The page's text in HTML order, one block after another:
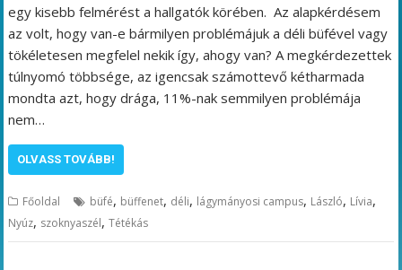
egy kisebb felmérést a hallgatók körében. Az alapkérdésem
az volt, hogy van-e bármilyen problémájuk a déli büfével vagy
tökéletesen megfelel nekik így, ahogy van? A megkérdezettek
túlnyomó többsége, az igencsak számottevő kétharmada
mondta azt, hogy drága, 11%-nak semmilyen problémája
nem…
OLVASS TOVÁBB!
Főoldal büfé, büffenet, déli, lágymányosi campus, László, Lívia,
Nyúz, szoknyaszél,Tétékás